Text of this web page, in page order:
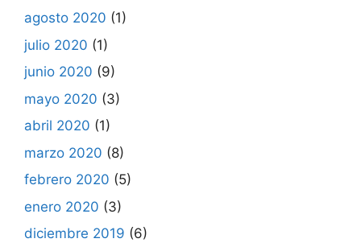
agosto 2020 (1)
julio 2020 (1)
junio 2020 (9)
mayo 2020 (3)
abril 2020 (1)
marzo 2020 (8)
febrero 2020 (5)
enero 2020 (3)
diciembre 2019 (6)